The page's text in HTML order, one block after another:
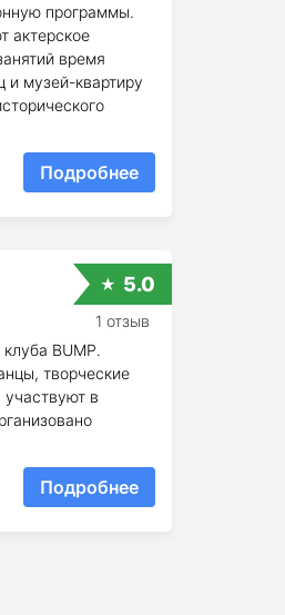
программы.
актерское
время
музей-квартиру
Подробнее
BUMP.
творческие
в
Подробнее
5.0
1 отзыв